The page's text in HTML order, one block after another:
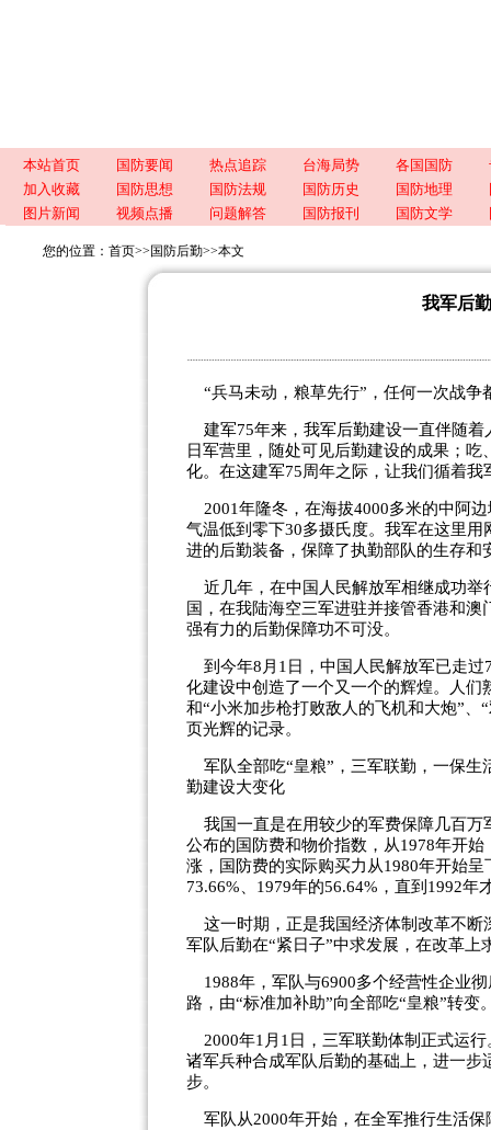
本站首页 国防要闻 热点追踪 台海局势 各国国防
加入收藏
国防思想 国防法规 国防历史 国防地理
图片新闻
视频点播 问题解答 国防报刊 国防文学
您的位置： 首页>> 国防后勤>>本文
我军后
“兵马未动，粮草先行” ，任何一次战
建军75年来，我军后勤建设一直伴随着
日军营里，随处可见后勤建设的成果；
化。在这建军75周年之际，让我们循着
2001年隆冬，在海拔4000多米的中阿
气温低到零下30多摄氏度。我军在这里
进的后勤装备，保障了执勤部队的生存和
近几年，在中国人民解放军相继成功举
国，在我陆海空三军进驻并接管香港和
强有力的后勤保障功不可没。
到今年8 月 1 日，中国人民解放军已走过
化建设中创造了一个又一个的辉煌。人们
和“小米加步枪打败敌人的飞机和大炮” “
页光辉的记录。
军队全部吃“皇粮” ，三军联勤，一保
勤建设大变化
我国一直是在用较少的军费保障几百万
公布的国防费和物价指数，从1978年开始
涨，国防费的实际购买力从1980年开始呈
73.66%
1979年的56.64% ，直到 1992年
这一时期，正是我国经济体制改革不断
军队后勤在“紧日子”中求发展，在改革上
1988年，军队与6900多个经营性企业
路，由“标准加补助”向全部吃“皇粮”转变
2000年1 月 1 日，三军联勤体制正式运
诸军兵种合成军队后勤的基础上，进一
步。
军队从2000年开始，在全军推行生活